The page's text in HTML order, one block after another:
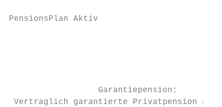
PensionsPlan Aktiv
Garantiepension:
Vertraglich garantierte